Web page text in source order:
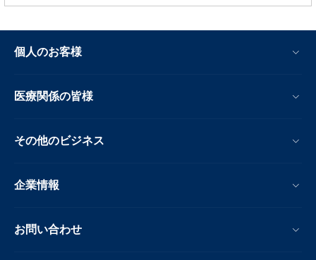
個人のお客様
医療関係の皆様
その他のビジネス
企業情報
お問い合わせ